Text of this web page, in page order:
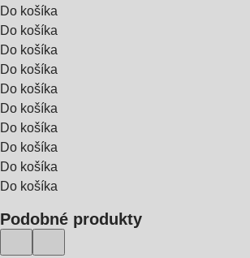
Do košíka
Do košíka
Do košíka
Do košíka
Do košíka
Do košíka
Do košíka
Do košíka
Do košíka
Do košíka
Podobné produkty